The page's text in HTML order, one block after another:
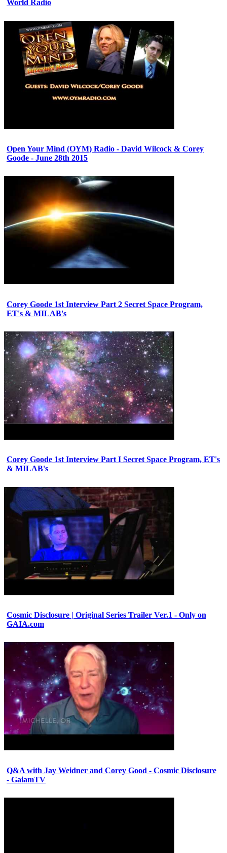
World Radio
Open Your Mind (OYM) Radio - David Wilcock & Corey
Goode - June 28th 2015
Corey Goode 1st Interview Part 2 Secret Space Program,
ET's & MILAB's
Corey Goode 1st Interview Part I Secret Space Program, ET's
& MILAB's
Cosmic Disclosure | Original Series Trailer Ver.1 - Only on
GAIA.com
Q&A with Jay Weidner and Corey Good - Cosmic Disclosure
- GaiamTV